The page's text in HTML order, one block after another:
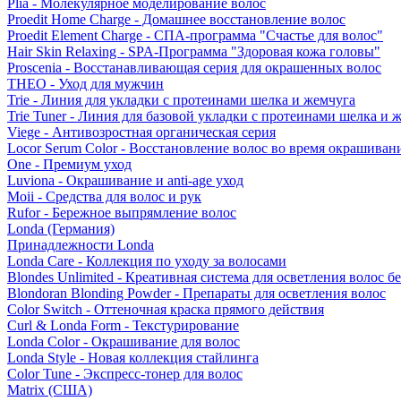
Plia - Молекулярное моделирование волос
Proedit Home Charge - Домашнее восстановление волос
Proedit Element Charge - СПА-программа "Счастье для волос"
Hair Skin Relaxing - SPA-Программа "Здоровая кожа головы"
Proscenia - Восстанавливающая серия для окрашенных волос
THEO - Уход для мужчин
Trie - Линия для укладки с протеинами шелка и жемчуга
Trie Tuner - Линия для базовой укладки с протеинами шелка и
Viege - Антивозростная органическая серия
Locor Serum Color - Восстановление волос во время
One - Премиум уход
Luviona - Окрашивание и anti-age уход
Moii - Средства для волос и рук
Rufor - Бережное выпрямление волос
Londa (Германия)
Принадлежности Londa
Londa Care - Коллекция по уходу за волосами
Blondes Unlimited - Креативная система для осветления волос
Blondoran Blonding Powder - Препараты для осветления волос
Color Switch - Оттеночная краска прямого действия
Curl & Londa Form - Текстурирование
Londa Color - Окрашивание для волос
Londa Style - Новая коллекция стайлинга
Color Tune - Экспресс-тонер для волос
Matrix (США)